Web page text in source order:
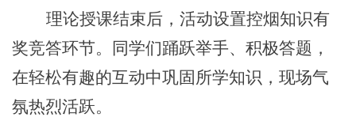
理论授课结束后，活动设置控烟知识有
奖竞答环节。同学们踊跃举手、积极答题，
在轻松有趣的互动中巩固所学知识，现场气
氛热烈活跃。